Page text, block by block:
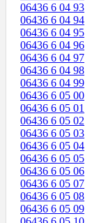
06436 6 04 93
06436 6 04 94
06436 6 04 95
06436 6 04 96
06436 6 04 97
06436 6 04 98
06436 6 04 99
06436 6 05 00
06436 6 05 01
06436 6 05 02
06436 6 05 03
06436 6 05 04
06436 6 05 05
06436 6 05 06
06436 6 05 07
06436 6 05 08
06436 6 05 09